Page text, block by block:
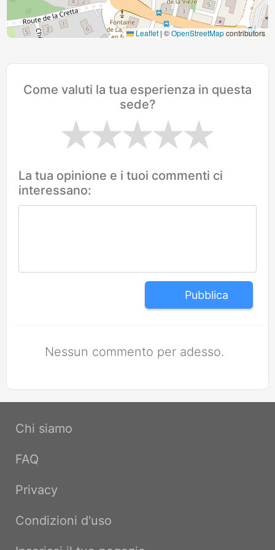
Leaflet|©OpenStreetMapcontributors
Come valuti la tua esperienza in questa
sede?
La tua opinione e i tuoi commenti ci
interessano:
Pubblica
Nessun commento per adesso.
Chi siamo
FAQ
Privacy
Condizioni d'uso